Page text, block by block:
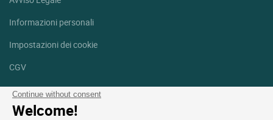
Continue without consent
Welcome!
Informazioni personali
Impostazioni dei cookie
CGV
Aiuto
Mappa del sito